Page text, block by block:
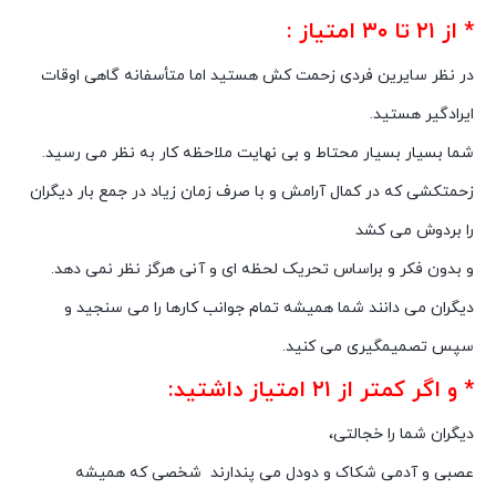
* از ۲۱ تا ۳۰ امتیاز :
در نظر سایرین فردى زحمت کش هستید اما متأسفانه گاهى اوقات
ایرادگیر هستید.
شما بسیار بسیار محتاط و بى نهایت ملاحظه کار به نظر مى رسید.
زحمتکشى که در کمال آرامش و با صرف زمان زیاد در جمع بار دیگران
را بردوش مى کشد
و بدون فکر و براساس تحریک لحظه اى و آنى هرگز نظر نمى دهد.
دیگران مى دانند شما همیشه تمام جوانب کارها را مى سنجید و
سپس تصمیمگیری می کنید.
* و اگر کمتر از ۲۱ امتیاز داشتید:
دیگران شما را خجالتى،
عصبى و آدمى شکاک و دودل می پندارند شخصى که همیشه